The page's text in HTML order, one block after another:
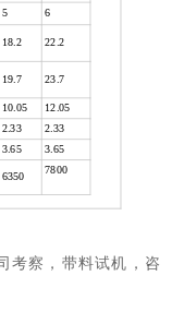
5 6
18.2 22.2
19.7 23.7
10.05
12.05
2.33
2.33
3.65 3.65
6350
7800
考察，带料试机，咨